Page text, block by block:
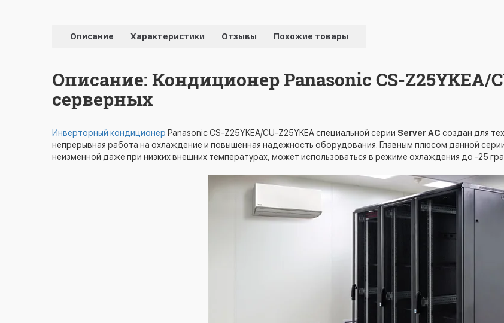
Описание Характеристики Отзывы Похожие товары
Описание: Кондиционер Panasonic CS-Z25YKEA/
серверных
Инверторный кондиционер Panasonic CS-Z25YKEA/CU-Z25YKEA специальной серии Server AC создан для
непрерывная работа на охлаждение и повышенная надежность оборудования. Главным плюсом данной
неизменной даже при низких внешних температурах, может использоваться в режиме охлаждения до -25